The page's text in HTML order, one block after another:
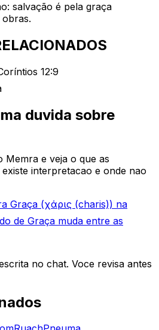
salvação é pela graça
12:9
duvida sobre
Memra e veja o que as
interpretacao e onde nao
Graça (χάρις (charis)) na
de Graça muda entre as
no chat. Voce revisa antes